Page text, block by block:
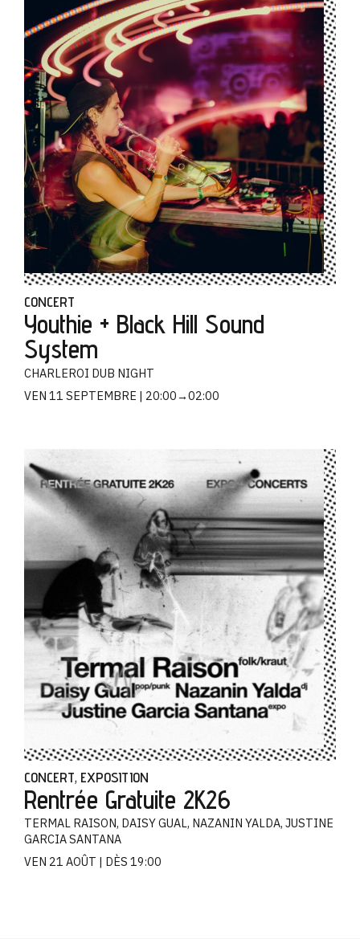
CONCERT
Youthie + Black Hill Sound
System
CHARLEROI DUB NIGHT
VEN 11 SEPTEMBRE
20:00→02:00
CONCERT, EXPOSITION
Rentrée Gratuite 2K26
TERMAL RAISON, DAISY GUAL, NAZANIN YALDA, JUSTINE
GARCIA SANTANA
VEN 21 AOÛT
DÈS 19:00